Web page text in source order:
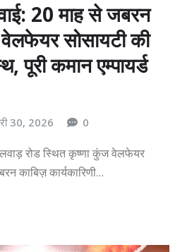
20 माह से जबरन
सोसायटी की
पूरी कमान एम्पायर्ड
30, 2026 0
रोड स्थित कृष्णा कुंज वेलफेयर
काबिज़ कार्यकारिणी…